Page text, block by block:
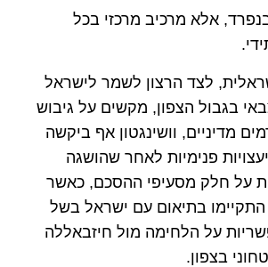
בנפרד, אלא מרכיב מרכזי בכל
לצד הרצון לשמר לישראל
בגבול הצפון, מקשים על גיבוש
מדיניים, וושינגטון אף ביקשה
פנימיות לאחר שהושגה
על חלק מסעיפי ההסכם, כאשר
התקיימו בתיאום עם ישראל בשל
על הלחימה מול חיזבאללה
בצפון.